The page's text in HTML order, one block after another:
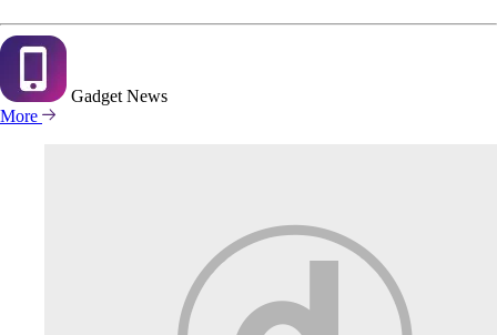
Gadget News
More